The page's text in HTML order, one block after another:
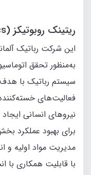
ریتینک روبوتیکز (Rethink Robotics)
این شرکت رباتیک
به‌منظور تحقق
سیستم رباتیک با هدف
فعالیت‌های
نیروهای انسانی
برای بهبود عملکرد
مدیریت مواد اولیه و
با قابلیت همکاری با